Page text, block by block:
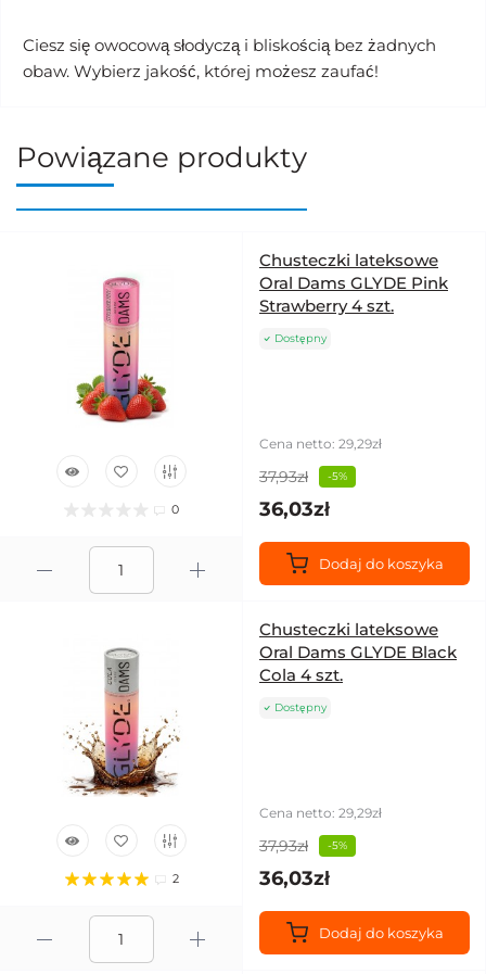
Ciesz się owocową słodyczą i bliskością bez żadnych
obaw. Wybierz jakość, której możesz zaufać!
Powiązane produkty
0
Chusteczki lateksowe
Oral Dams GLYDE Pink
Strawberry 4 szt.
Dostępny
Cena netto: 29,29zł
37,93zł -5%
36,03zł
Dodaj do koszyka
2
Chusteczki lateksowe
Oral Dams GLYDE Black
Cola 4 szt.
Dostępny
Cena netto: 29,29zł
37,93zł -5%
36,03zł
Dodaj do koszyka